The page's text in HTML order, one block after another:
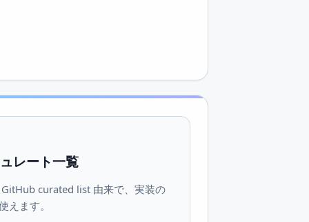
レート一覧
curated list 由来で、実装の
えます。